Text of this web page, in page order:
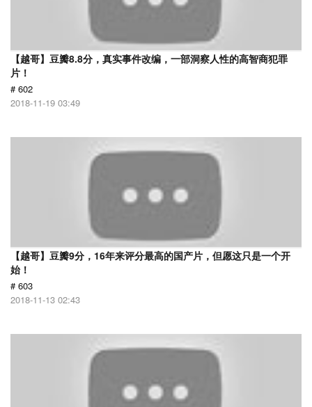
【越哥】豆瓣8.8分，真实事件改编，一部洞察人性的高智商犯罪
片！
# 602
2018-11-19 03:49
【越哥】豆瓣9分，16年来评分最高的国产片，但愿这只是一个开
始！
# 603
2018-11-13 02:43